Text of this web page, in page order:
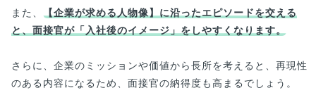
また、
【企業が求める人物像】に沿ったエピソードを交える
と、面接官が「入社後のイメージ」をしやすくなります。
さらに、企業のミッションや価値から長所を考えると、再現性
のある内容になるため、面接官の納得度も高まるでしょう。